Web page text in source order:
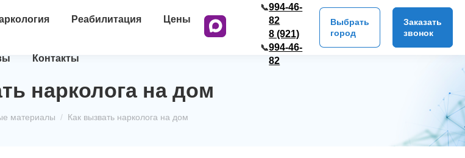
Реабилитация Цены
Контакты
📞994-46-
82
📞
8 (921)
994-46-
82
Выбрать
город
Заказать
звонок
нарколога на дом
материалы Как вызвать нарколога на дом